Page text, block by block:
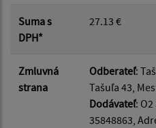
Suma s
DPH*
27.13 €
Zmluvná
strana
Odberateľ:
Tašuľa 43,
Dodávateľ:
35848863,